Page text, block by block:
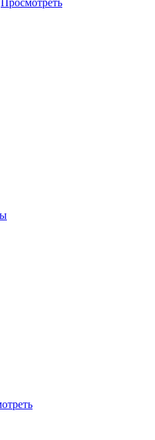
Просмотреть